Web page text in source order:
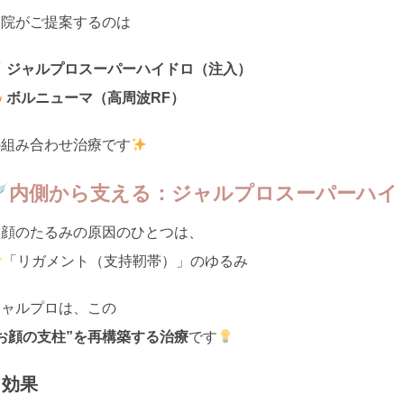
がご提案するのは
ジャルプロスーパーハイドロ（注入）
ボルニューマ（高周波RF）
み合わせ治療です
内側から支える：ジャルプロスーパーハイ
のたるみの原因のひとつは、
「リガメント（支持靭帯）」のゆるみ
ルプロは、この
顔の支柱”を再構築する治療です
果